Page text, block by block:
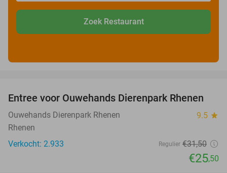
Zoek Restaurant
19%
Entree voor Ouwehands Dierenpark Rhenen
Ouwehands Dierenpark Rhenen 9.5 star
Rhenen
Verkocht: 2.933
Regulier €31,50
€25,50